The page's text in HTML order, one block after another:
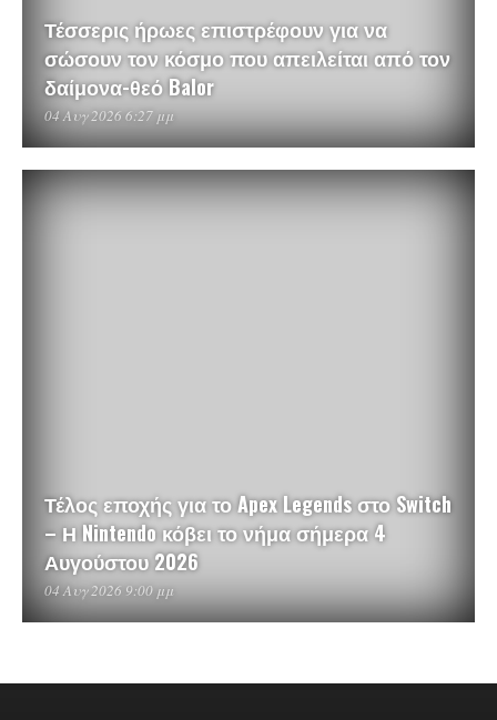
Τέσσερις ήρωες επιστρέφουν για να
σώσουν τον κόσμο που απειλείται από τον
δαίμονα-θεό Balor
04 Αυγ 2026 6:27 μμ
Τέλος εποχής για το Apex Legends στο Switch
– Η Nintendo κόβει το νήμα σήμερα 4
Αυγούστου 2026
04 Αυγ 2026 9:00 μμ